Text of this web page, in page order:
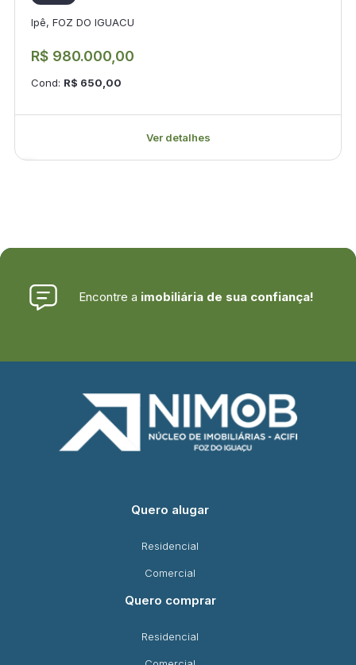
Ipê, FOZ DO IGUACU
R$ 980.000,00
Cond: R$ 650,00
Ver detalhes
Encontre a imobiliária de sua confiança!
Quero alugar
Residencial
Comercial
Quero comprar
Residencial